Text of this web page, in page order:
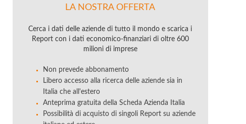
LA NOSTRA OFFERTA
Cerca i dati delle aziende di tutto il mondo e scarica i
Report con i dati economico-finanziari di oltre 600
milioni di imprese
Non prevede abbonamento
Libero accesso alla ricerca delle aziende sia in
Italia che all'estero
Anteprima gratuita della Scheda Azienda Italia
Possibilità di acquisto di singoli Report su aziende